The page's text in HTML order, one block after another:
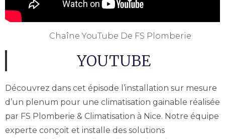
Chaîne YouTube De FS Plomberie
YOUTUBE
Découvrez dans cet épisode l’installation sur mesure
d’un plenum pour une climatisation gainable réalisée
par FS Plomberie & Climatisation à Nice. Notre équipe
experte conçoit et installe des solutions